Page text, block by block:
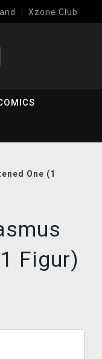
Xzone Club
One (1
Figur)